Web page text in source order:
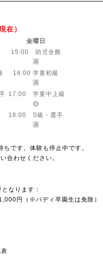
在）
金曜日
15:00 幼児全般
🈵
16:00 学童初級
🈵
17:00 学童中上級
🟡
18:00 S級・選手
🈵
です。体験も停止中です。
合わせください。
なります：
円（※バディ卒園生は免除）